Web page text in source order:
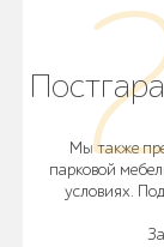
Мы также
парковой
условиях.